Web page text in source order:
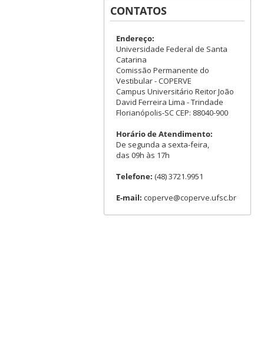
CONTATOS
Endereço:
Universidade Federal de Santa
Catarina
Comissão Permanente do
Vestibular - COPERVE
Campus Universitário Reitor João
David Ferreira Lima - Trindade
Florianópolis-SC CEP: 88040-900
Horário de Atendimento:
De segunda a sexta-feira,
das 09h às 17h
Telefone: (48) 3721.9951
E-mail: coperve@coperve.ufsc.br